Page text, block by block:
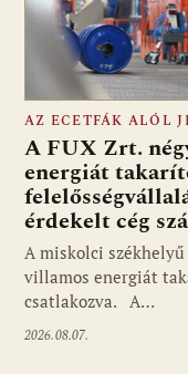
AZ ECETFÁK ALÓL
A FUX Zrt.
energiát
érdekelt cég
A miskolci
villamos energiát
csatlakozva. A…
2026.08.07.